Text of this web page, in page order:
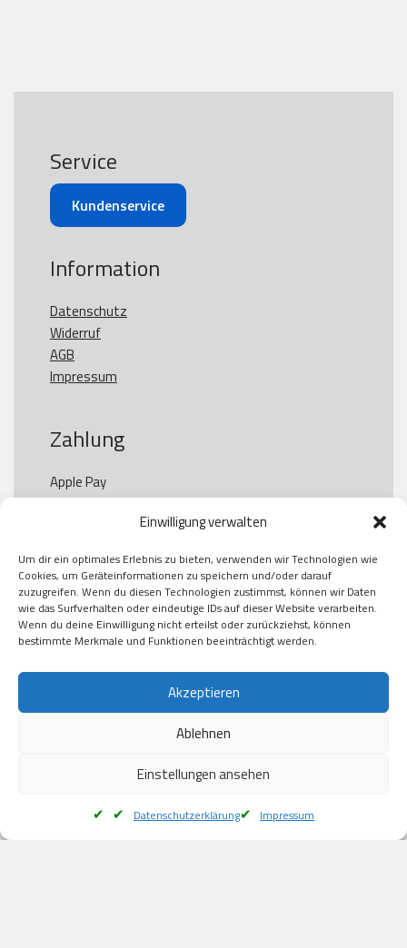
Einwilligung verwalten
Um dir ein optimales Erlebnis zu bieten, verwenden wir Technologien wie
Cookies, um Geräteinformationen zu speichern und/oder darauf
zuzugreifen. Wenn du diesen Technologien zustimmst, können wir Daten
wie das Surfverhalten oder eindeutige IDs auf dieser Website verarbeiten.
Wenn du deine Einwilligung nicht erteilst oder zurückziehst, können
bestimmte Merkmale und Funktionen beeinträchtigt werden.
Akzeptieren
Ablehnen
Einstellungen ansehen
Datenschutzerklärung Impressum
Service
Kundenservice
Information
Datenschutz
Widerruf
AGB
Impressum
Zahlung
Apple Pay
Paypal
Kauf auf Rechung
Klarna
American Express